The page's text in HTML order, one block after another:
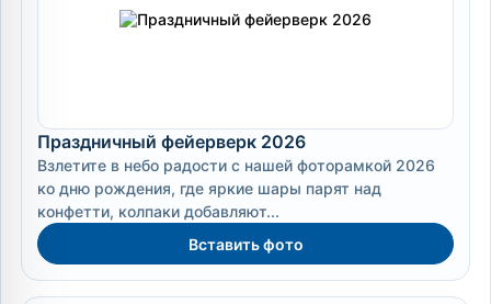
Праздничный фейерверк 2026
Взлетите в небо радости с нашей фоторамкой 2026
ко дню рождения, где яркие шары парят над
конфетти, колпаки добавляют...
Вставить фото